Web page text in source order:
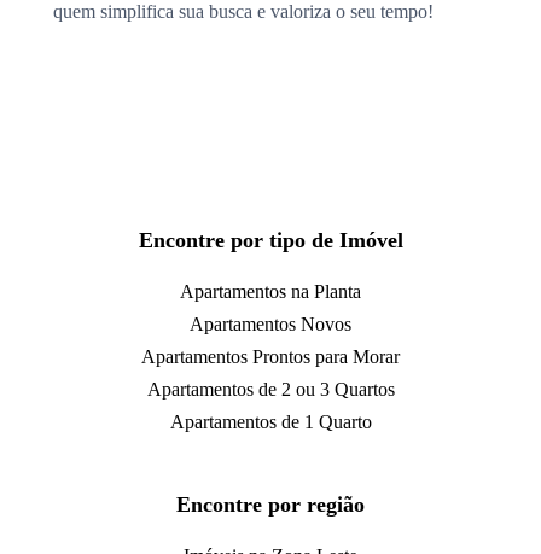
quem simplifica sua busca e valoriza o seu tempo!
Encontre por tipo de Imóvel
Apartamentos na Planta
Apartamentos Novos
Apartamentos Prontos para Morar
Apartamentos de 2 ou 3 Quartos
Apartamentos de 1 Quarto
Encontre por região